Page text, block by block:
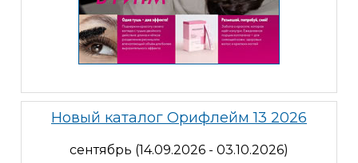
Новый каталог Орифлейм 13 2026
сентябрь (14.09.2026 - 03.10.2026)